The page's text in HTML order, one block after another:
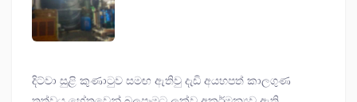
දිට්වා සුළි කුණාටුව සමඟ ඇතිවු දැඩි අයහපත් කාලගුණ